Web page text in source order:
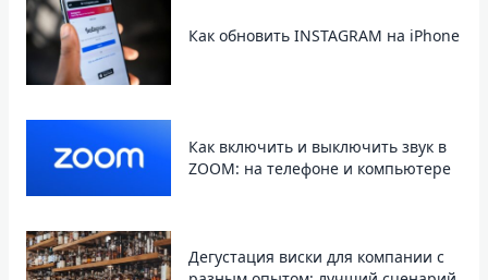
Как обновить INSTAGRAM на iPhone
Как включить и выключить звук в
ZOOM: на телефоне и компьютере
Дегустация виски для компании с